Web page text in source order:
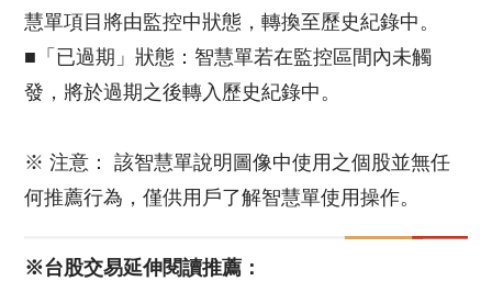
慧單項目將由監控中狀態，轉換至歷史紀錄中。
■「已過期」狀態：智慧單若在監控區間內未觸
發，將於過期之後轉入歷史紀錄中。
※ 注意： 該智慧單說明圖像中使用之個股並無任
何推薦行為，僅供用戶了解智慧單使用操作。
※台股交易延伸閱讀推薦：